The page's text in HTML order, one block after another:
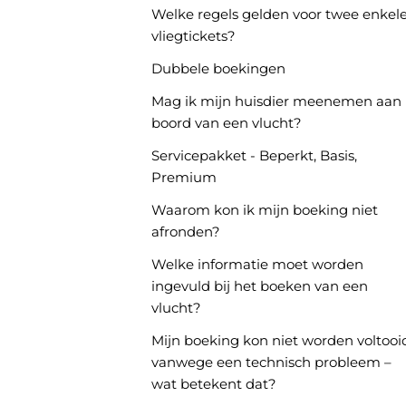
Welke regels gelden voor twee
vliegtickets?
Dubbele boekingen
Mag ik mijn huisdier meenemen aan
boord van een vlucht?
Servicepakket - Beperkt, Basis,
Premium
Waarom kon ik mijn boeking niet
afronden?
Welke informatie moet worden
ingevuld bij het boeken van een
vlucht?
Mijn boeking kon niet worden
vanwege een technisch probleem –
wat betekent dat?